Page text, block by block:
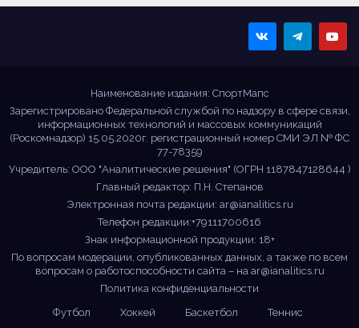
Наименование издания: СпортМапс
Зарегистрировано Федеральной службой по надзору в сфере связи,
информационных технологий и массовых коммуникаций
(Роскомнадзор) 15.05.2020г. регистрационный номер СМИ ЭЛ № ФС
77-78359
Учредитель: ООО "Аналитические решения" (ОГРН 1187847128644 )
Главный редактор: П.Н. Степанов
Электронная почта редакции: ar@ianalitics.ru
Телефон редакции:+79111700616
Знак информационной продукции: 18+
По вопросам модерации, опубликованных данных, а также по всем
вопросам о работоспособности сайта – на ar@ianalitics.ru
Политика конфиденциальности
Футбол
Хоккей Баскетбол Теннис